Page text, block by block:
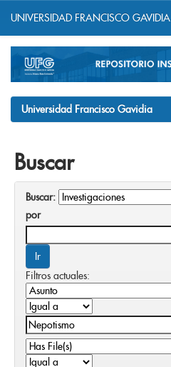
navigation
UNIVERSIDAD FRANCISCO GAVIDIA
Universidad Francisco Gavidia
Buscar
Buscar:
por
Filtros actuales: